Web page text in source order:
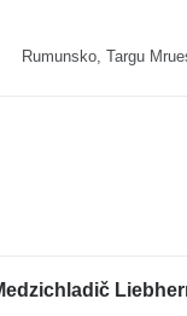
Rumunsko, Targu